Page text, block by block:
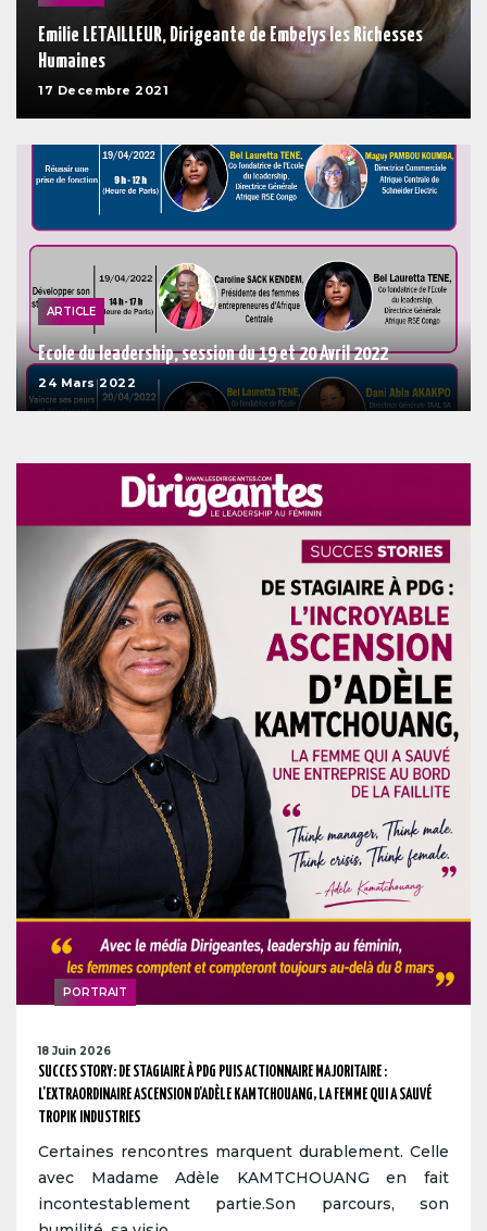
Emilie LETAILLEUR, Dirigeante de Embelys les Richesses
Humaines
17 Decembre 2021
ARTICLE
Ecole du leadership, session du 19 et 20 Avril 2022
24 Mars 2022
PORTRAIT
18 Juin 2026
SUCCES STORY: DE STAGIAIRE À PDG PUIS ACTIONNAIRE MAJORITAIRE :
L'EXTRAORDINAIRE ASCENSION D'ADÈLE KAMTCHOUANG, LA FEMME QUI A SAUVÉ
TROPIK INDUSTRIES
Certaines rencontres marquent durablement. Celle
avec Madame Adèle KAMTCHOUANG en fait
incontestablement partie.Son parcours, son